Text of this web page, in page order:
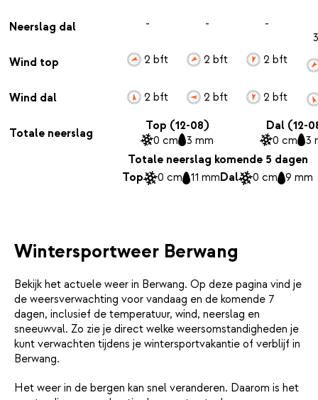
Neerslag dal
Wind top
Wind dal
Totale neerslag
-
2 bft
2 bft
-
2 bft
2 bft
-
2 bft
2 bft
Top (12-08)
0 cm 3 mm
Dal (12-
0 cm 3
Totale neerslag komende 5 dagen
Top
0 cm 11 mmDal 0 cm 9 mm
Wintersportweer Berwang
Bekijk het actuele weer in Berwang. Op deze pagina vind je
de weersverwachting voor vandaag en de komende 7
dagen, inclusief de temperatuur, wind, neerslag en
sneeuwval. Zo zie je direct welke weersomstandigheden je
kunt verwachten tijdens je wintersportvakantie of verblijf in
Berwang.
Het weer in de bergen kan snel veranderen. Daarom is het